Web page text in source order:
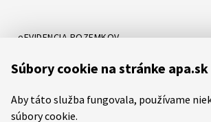
Súbory cookie na stránke apa.sk
Aby táto služba fungovala, používame
súbory cookie.
eEVIDENCIA POZEMKOV
Systém LORI
Systém ITMS